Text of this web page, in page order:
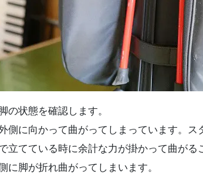
の状態を確認します。
側に向かって曲がってしまっています。
立てている時に余計な力が掛かって曲が
に脚が折れ曲がってしまいます。